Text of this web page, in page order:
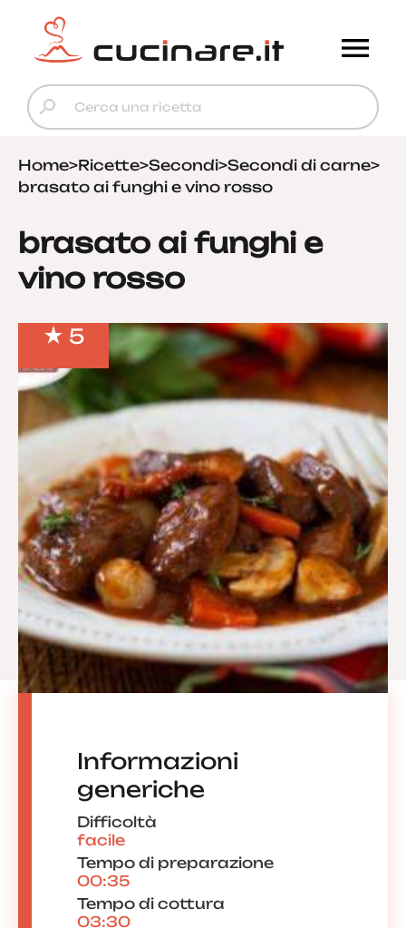
Home>Ricette>Secondi>Secondi di carne>
brasato ai funghi e vino rosso
brasato ai funghi e
vino rosso
5
Informazioni
generiche
Difficoltà
facile
Tempo di preparazione
00:35
Tempo di cottura
03:30